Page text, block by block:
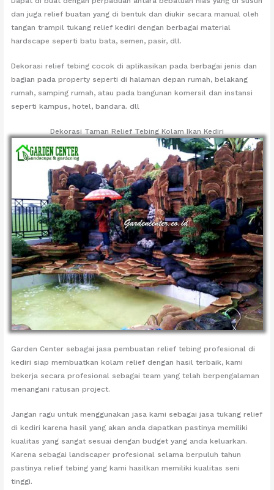
dan juga relief buatan yang di bentuk dan diukir secara manual oleh
tangan trampil tukang relief kediri dengan berbagai material
hardscape seperti batu bata, semen, pasir, dll.
Dekorasi relief tebing cocok di aplikasikan pada berbagai jenis dan
bagian pada property seperti di halaman depan rumah, belakang
rumah, samping rumah, atau pada bangunan komersil dan instansi
seperti kampus, hotel, bandara. dll
Dekorasi Taman Relief Tebing Kolam Ikan Kediri
Garden Center sebagai jasa pembuatan relief tebing profesional di
kediri siap membuatkan kolam relief dengan hasil terbaik, kami
bekerja secara profesional sebagai team yang telah berpengalaman
menangani ratusan project.
Jangan ragu untuk menggunakan jasa kami sebagai jasa tukang relief
di kediri karena hasil yang akan anda dapatkan pastinya memiliki
kualitas yang sangat sesuai dengan budget yang anda keluarkan.
Karena sebagai landscaper profesional selama berpuluh tahun
pastinya relief tebing yang kami hasilkan memiliki kualitas seni
tinggi.